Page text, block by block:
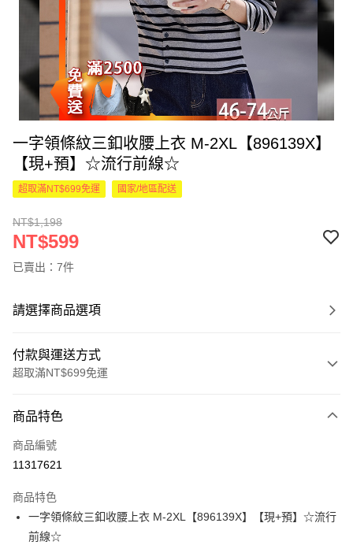
一字領條紋三釦收腰上衣 M-2XL【896139X】
【現+預】☆流行前線☆
超取滿NT$699免運 國家/地區配送
NT$1,198
NT$599
已賣出：7件
請選擇商品選項
付款與運送方式
超取滿NT$699免運
信用卡一次付款
超商取貨付款
Apple Pay
街口支付
商品特色
商品編號
11317621
商品特色
一字領條紋三釦收腰上衣 M-2XL【896139X】【現+預】☆流行
前線☆